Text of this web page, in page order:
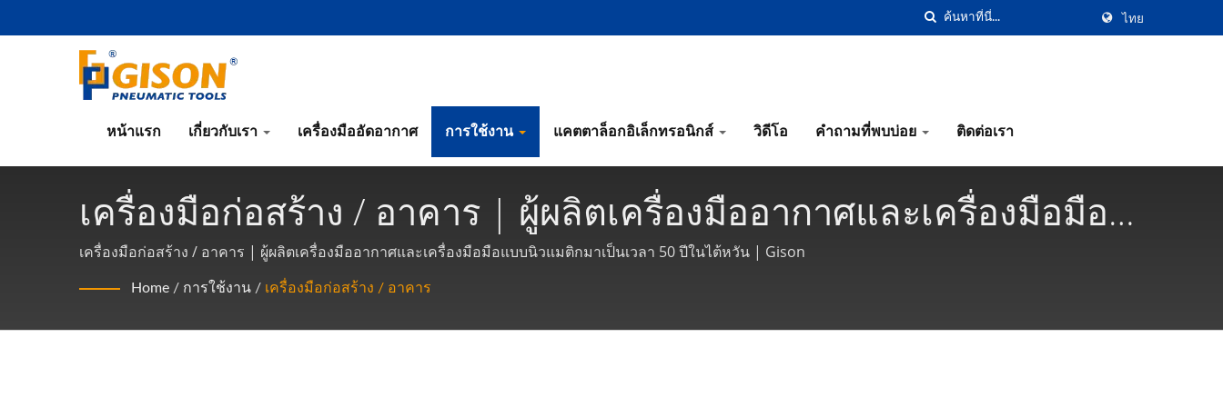
ไทย
หน้าแรก เกี่ยวกับเรา เครื่องมืออัดอากาศ การใช้งาน แคตตาล็อกอิเล็กทรอนิกส์ วิดีโอ คำถามที่พบบ่อย ติดต่อเรา
เครื่องมือก่อสร้าง / อาคาร | ผู้ผลิตเครื่องมืออากาศและเครื่องมือมือ
แบบนิวเมติกจากไต้หวัน | Gison
เครื่องมือก่อสร้าง / อาคาร | ผู้ผลิตเครื่องมืออากาศและเครื่องมือมือแบบนิวแมติกมาเป็นเวลา 50 ปีในไต้หวัน | Gison
Home / การใช้งาน / เครื่องมือก่อสร้าง / อาคาร